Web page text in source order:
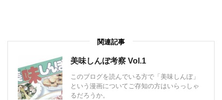
関連記事
美味しんぼ考察 Vol.1
このブログを読んでいる方で「美味しんぼ」
という漫画についてご存知の方はいらっしゃ
るだろうか。